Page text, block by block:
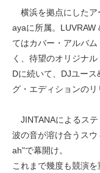
横浜を拠点にしたア
ayaに所属。LUVRAW
てはカバー・アルバ
く、待望のオリジナ
Dに続いて、DJユー
グ・エディションのリ
JINTANAによるステ
波の音が溶け合うス
ah"で幕開け。
これまで幾度も競演